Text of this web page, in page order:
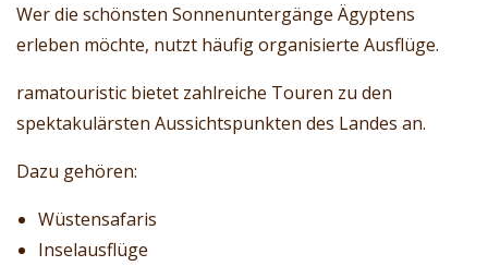
Wer die schönsten Sonnenuntergänge Ägyptens
erleben möchte, nutzt häufig organisierte Ausflüge.
ramatouristic bietet zahlreiche Touren zu den
spektakulärsten Aussichtspunkten des Landes an.
Dazu gehören:
Wüstensafaris
Inselausflüge